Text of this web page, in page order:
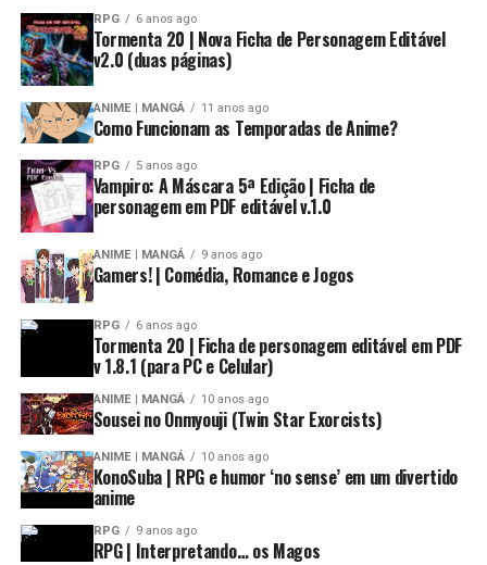
RPG 6 anos ago
Tormenta 20 | Nova Ficha de Personagem Editável
v2.0 (duas páginas)
ANIME | MANGÁ 11 anos ago
Como Funcionam as Temporadas de Anime?
RPG 5 anos ago
Vampiro: A Máscara 5ª Edição | Ficha de
personagem em PDF editável v.1.0
ANIME | MANGÁ 9 anos ago
Gamers! | Comédia, Romance e Jogos
RPG 6 anos ago
Tormenta 20 | Ficha de personagem editável em PDF
v 1.8.1 (para PC e Celular)
ANIME | MANGÁ 10 anos ago
Sousei no Onmyouji (Twin Star Exorcists)
ANIME | MANGÁ 10 anos ago
KonoSuba | RPG e humor ‘no sense’ em um divertido
anime
RPG 9 anos ago
RPG | Interpretando… os Magos